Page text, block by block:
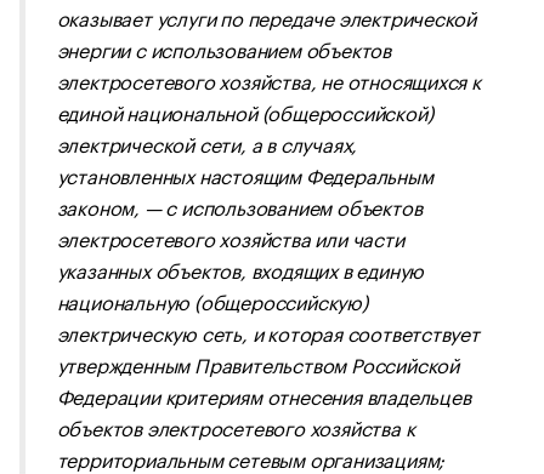
оказывает услуги по передаче электрической
энергии с использованием объектов
электросетевого хозяйства, не относящихся к
единой национальной (общероссийской)
электрической сети, а в случаях,
установленных настоящим Федеральным
законом, — с использованием объектов
электросетевого хозяйства или части
указанных объектов, входящих в единую
национальную (общероссийскую)
электрическую сеть, и которая соответствует
утвержденным Правительством Российской
Федерации критериям отнесения владельцев
объектов электросетевого хозяйства к
территориальным сетевым организациям;